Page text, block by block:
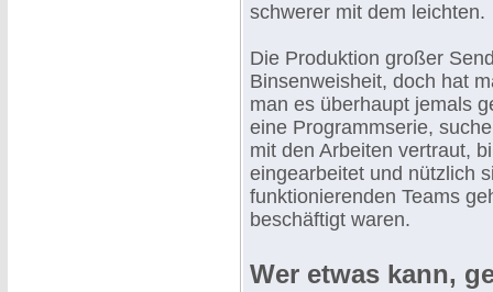
schwerer mit dem leichten.
Die Produktion großer
Binsenweisheit, doch hat
man es überhaupt jemals
eine Programmserie,
mit den Arbeiten vertraut,
eingearbeitet und nützlich
funktionierenden Teams
beschäftigt waren.
Wer etwas kann,